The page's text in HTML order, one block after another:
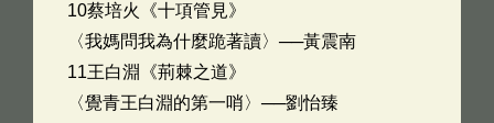
10蔡培火《十項管見》
〈我媽問我為什麼跪著讀〉──黃震南
11王白淵《荊棘之道》
〈覺青王白淵的第一哨〉──劉怡臻